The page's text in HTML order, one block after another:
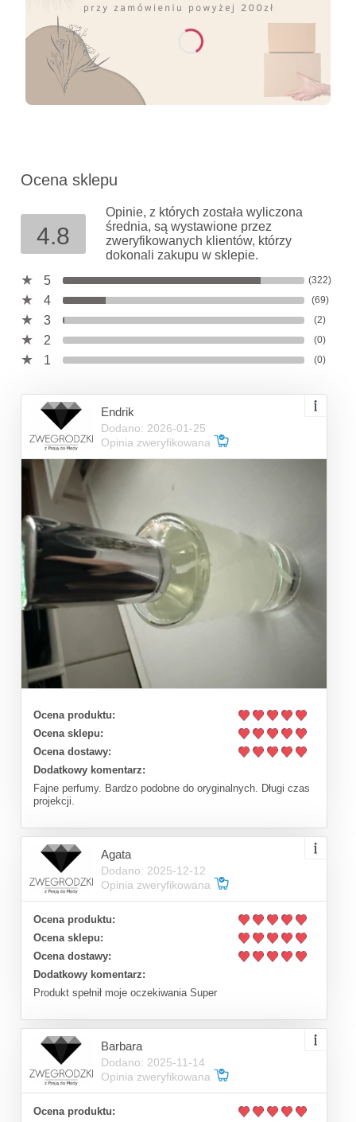
Ocena sklepu
4.8
Opinie, z których została wyliczona
średnia, są wystawione przez
zweryfikowanych klientów, którzy
dokonali zakupu w sklepie.
5
(322)
4 (69)
3 (2)
2 (0)
1 (0)
Endrik
Dodano: 2026-01-25
Opinia zweryfikowana
Ocena produktu:
Ocena sklepu:
Ocena dostawy:
Dodatkowy komentarz:
Fajne perfumy. Bardzo podobne do oryginalnych. Długi czas
projekcji.
Agata
Dodano: 2025-12-12
Opinia zweryfikowana
Ocena produktu:
Ocena sklepu:
Ocena dostawy:
Dodatkowy komentarz:
Produkt spełnił moje oczekiwania Super
Barbara
Dodano: 2025-11-14
Opinia zweryfikowana
Ocena produktu: